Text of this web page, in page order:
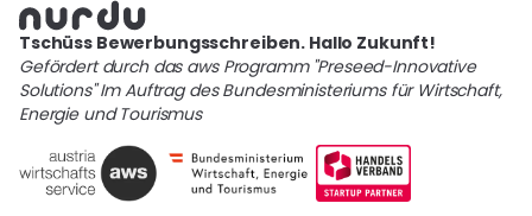
Tschüss Bewerbungsschreiben. Hallo Zukunft!
Gefördert durch das aws Programm "Preseed-Innovative
Solutions" Im Auftrag des Bundesministeriums für Wirtschaft,
Energie und Tourismus